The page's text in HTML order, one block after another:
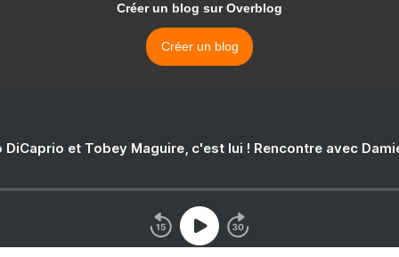
Créer un blog sur Overblog
Créer un blog
DiCaprio et Tobey Maguire, c'est lui ! Rencontre avec